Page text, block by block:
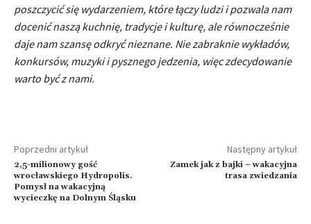
poszczycić się wydarzeniem, które łączy ludzi i pozwala nam
docenić naszą kuchnię, tradycje i kulturę, ale równocześnie
daje nam szansę odkryć nieznane. Nie zabraknie wykładów,
konkursów, muzyki i pysznego jedzenia, więc zdecydowanie
warto być z nami.
Poprzedni artykuł
2,5-milionowy gość
wrocławskiego Hydropolis.
Pomysł na wakacyjną
wycieczkę na Dolnym Śląsku
Następny artykuł
Zamek jak z bajki – wakacyjna
trasa zwiedzania